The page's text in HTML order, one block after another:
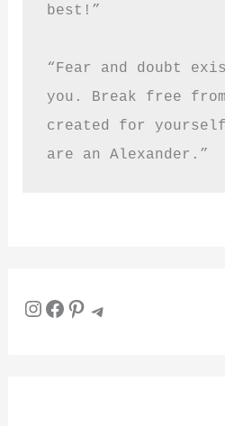
best!”
“Fear and doubt
you. Break free
created for
are an Alexander.”
InstagramFacebook Pinterest Telegram